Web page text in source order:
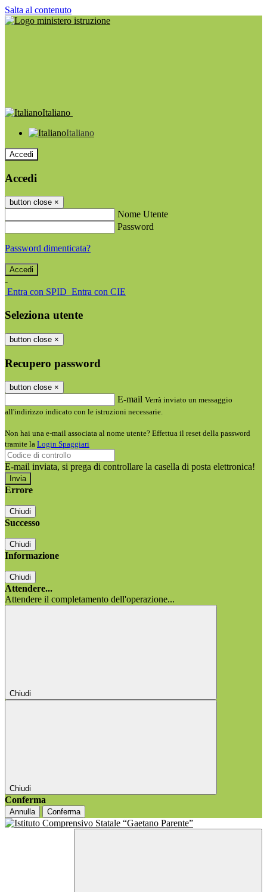
Salta al contenuto
Italiano
Italiano
Accedi
Accedi
button close ×
Nome Utente
Password
Password dimenticata?
-
Entra con SPID Entra con CIE
Seleziona utente
button close ×
Recupero password
button close ×
E-mail Verrà inviato un messaggio
all'indirizzo indicato con le istruzioni necessarie.
Non hai una e-mail associata al nome utente? Effettua il reset della password
tramite la Login Spaggiari
E-mail inviata, si prega di controllare la casella di posta elettronica!
Errore
Chiudi
Successo
Chiudi
Informazione
Chiudi
Attendere...
Attendere il completamento dell'operazione...
Chiudi
Chiudi
Conferma
Annulla Conferma